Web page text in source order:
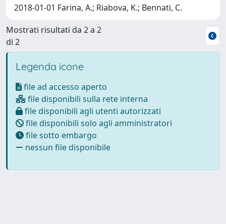
2018-01-01 Farina, A.; Riabova, K.; Bennati, C.
Mostrati risultati da 2 a 2
di 2
Legenda icone
file ad accesso aperto
file disponibili sulla rete interna
file disponibili agli utenti autorizzati
file disponibili solo agli amministratori
file sotto embargo
nessun file disponibile